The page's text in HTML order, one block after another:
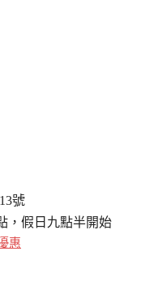
號
，假日九點半開始
惠